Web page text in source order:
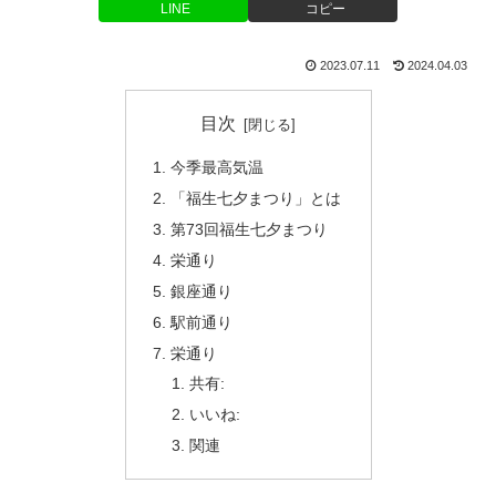
LINE コピー
2023.07.11 2024.04.03
目次
今季最高気温
「福生七夕まつり」とは
第73回福生七夕まつり
栄通り
銀座通り
駅前通り
栄通り
共有:
いいね:
関連